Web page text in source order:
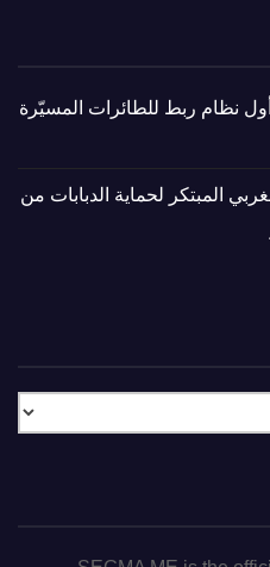
Skywire أول نظام ربط للطائرات المسيّرة
المبتكر لحماية الدبابات من